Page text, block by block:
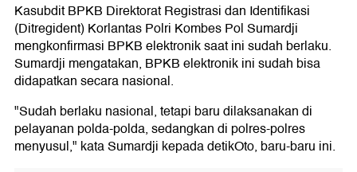
Kasubdit BPKB Direktorat Registrasi dan Identifikasi
(Ditregident) Korlantas Polri Kombes Pol Sumardji
mengkonfirmasi BPKB elektronik saat ini sudah berlaku.
Sumardji mengatakan, BPKB elektronik ini sudah bisa
didapatkan secara nasional.
"Sudah berlaku nasional, tetapi baru dilaksanakan di
pelayanan polda-polda, sedangkan di polres-polres
menyusul," kata Sumardji kepada detikOto, baru-baru ini.